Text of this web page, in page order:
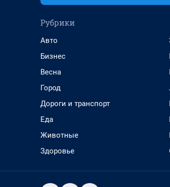
Рубрики
Авто
Бизнес
Весна
Город
Дороги и транспорт
Еда
Животные
Здоровье